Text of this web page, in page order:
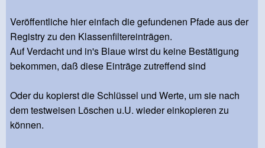
Veröffentliche hier einfach die gefundenen Pfade aus der
Registry zu den Klassenfiltereinträgen.
Auf Verdacht und in's Blaue wirst du keine Bestätigung
bekommen, daß diese Einträge zutreffend sind
Oder du kopierst die Schlüssel und Werte, um sie nach
dem testweisen Löschen u.U. wieder einkopieren zu
können.